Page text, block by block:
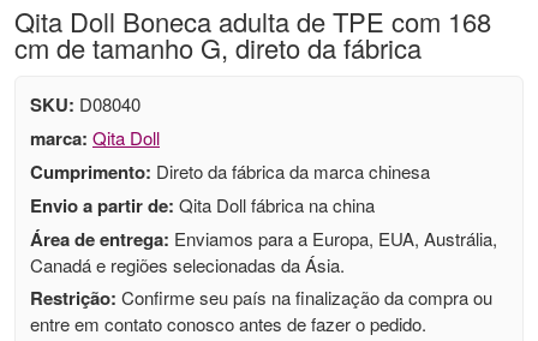
Qita Doll Boneca adulta de TPE com 168
cm de tamanho G, direto da fábrica
SKU: D08040
marca: Qita Doll
Cumprimento: Direto da fábrica da marca chinesa
Envio a partir de: Qita Doll fábrica na china
Área de entrega: Enviamos para a Europa, EUA, Austrália,
Canadá e regiões selecionadas da Ásia.
Restrição: Confirme seu país na finalização da compra ou
entre em contato conosco antes de fazer o pedido.